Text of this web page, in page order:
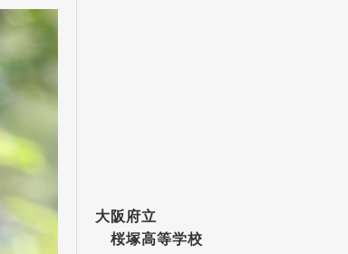
大阪府立
桜塚高等学校